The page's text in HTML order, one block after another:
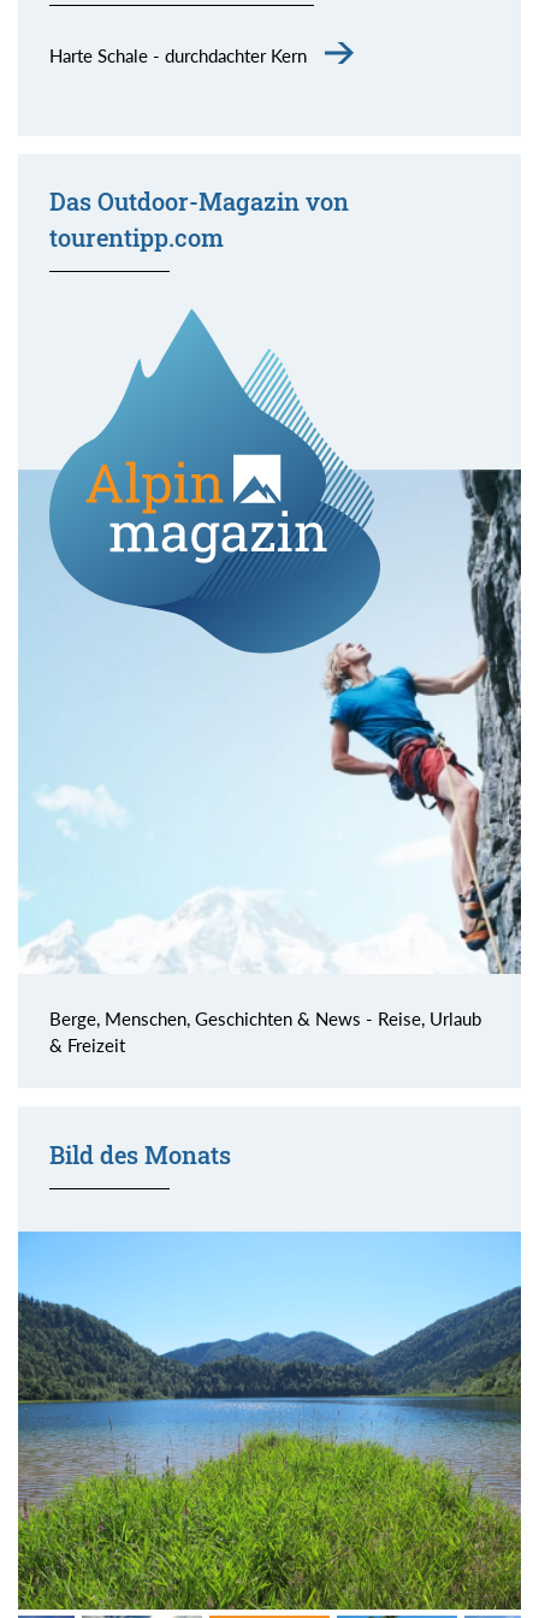
Harte Schale - durchdachter Kern
Das Outdoor-Magazin von
tourentipp.com
Berge, Menschen, Geschichten & News - Reise, Urlaub
& Freizeit
Bild des Monats